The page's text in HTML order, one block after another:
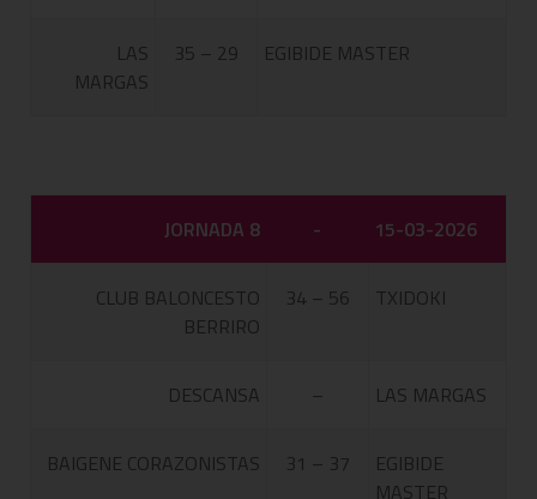
LAS
MARGAS
35 – 29 EGIBIDE MASTER
JORNADA 8 - 15-03-2026
CLUB BALONCESTO
BERRIRO
34 – 56 TXIDOKI
DESCANSA – LAS MARGAS
BAIGENE CORAZONISTAS 31 – 37
EGIBIDE
MASTER